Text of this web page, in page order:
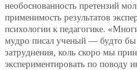
необоснованность претензий
применимость результатов
психологии к педагогике.
мудро писал ученый — будто бы
затруднения, коль скоро мы
экспериментировать по поводу